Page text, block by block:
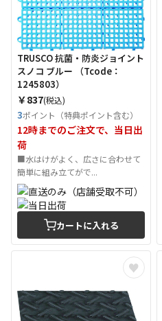
TRUSCO 抗菌・防炎ジョイント
スノコ ブルー （Tcode：
1245803）
￥837(税込)
3ポイント（特典ポイント含む）
12時までのご注文で、当日出
荷
■水はけがよく、広さに合わせて
簡単に組み立てがで...
カートに入れる